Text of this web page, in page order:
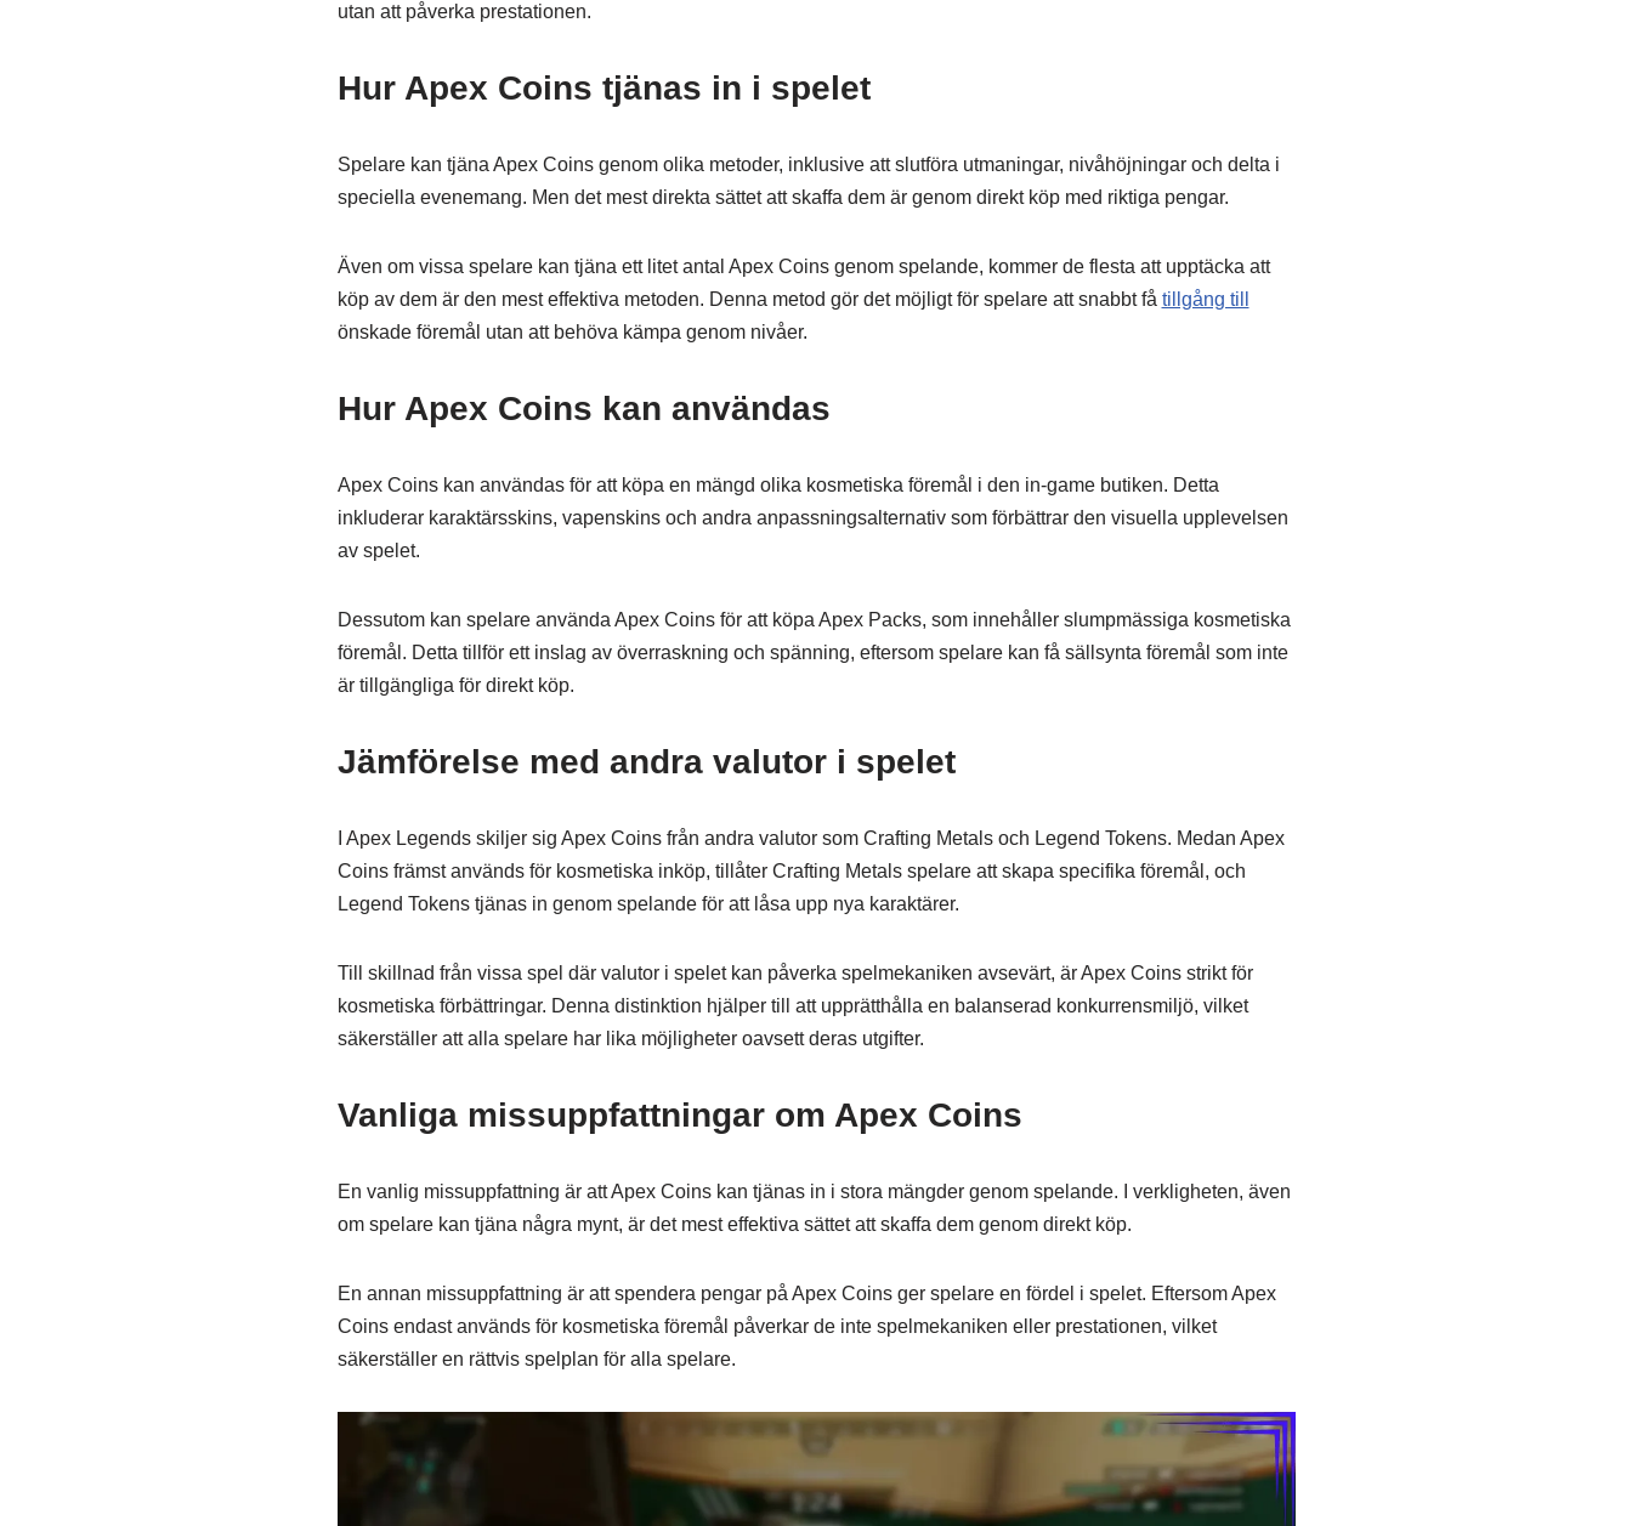
utan att påverka prestationen.
Hur Apex Coins tjänas in i spelet
Spelare kan tjäna Apex Coins genom olika metoder, inklusive att slutföra utmaningar, nivåhöjningar och delta i
speciella evenemang. Men det mest direkta sättet att skaffa dem är genom direkt köp med riktiga pengar.
Även om vissa spelare kan tjäna ett litet antal Apex Coins genom spelande, kommer de flesta att upptäcka att
köp av dem är den mest effektiva metoden. Denna metod gör det möjligt för spelare att snabbt få tillgång till
önskade föremål utan att behöva kämpa genom nivåer.
Hur Apex Coins kan användas
Apex Coins kan användas för att köpa en mängd olika kosmetiska föremål i den in-game butiken. Detta
inkluderar karaktärsskins, vapenskins och andra anpassningsalternativ som förbättrar den visuella upplevelsen
av spelet.
Dessutom kan spelare använda Apex Coins för att köpa Apex Packs, som innehåller slumpmässiga kosmetiska
föremål. Detta tillför ett inslag av överraskning och spänning, eftersom spelare kan få sällsynta föremål som inte
är tillgängliga för direkt köp.
Jämförelse med andra valutor i spelet
I Apex Legends skiljer sig Apex Coins från andra valutor som Crafting Metals och Legend Tokens. Medan Apex
Coins främst används för kosmetiska inköp, tillåter Crafting Metals spelare att skapa specifika föremål, och
Legend Tokens tjänas in genom spelande för att låsa upp nya karaktärer.
Till skillnad från vissa spel där valutor i spelet kan påverka spelmekaniken avsevärt, är Apex Coins strikt för
kosmetiska förbättringar. Denna distinktion hjälper till att upprätthålla en balanserad konkurrensmiljö, vilket
säkerställer att alla spelare har lika möjligheter oavsett deras utgifter.
Vanliga missuppfattningar om Apex Coins
En vanlig missuppfattning är att Apex Coins kan tjänas in i stora mängder genom spelande. I verkligheten, även
om spelare kan tjäna några mynt, är det mest effektiva sättet att skaffa dem genom direkt köp.
En annan missuppfattning är att spendera pengar på Apex Coins ger spelare en fördel i spelet. Eftersom Apex
Coins endast används för kosmetiska föremål påverkar de inte spelmekaniken eller prestationen, vilket
säkerställer en rättvis spelplan för alla spelare.